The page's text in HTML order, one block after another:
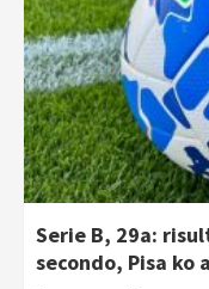
Serie B, 29a:
secondo, Pisa ko